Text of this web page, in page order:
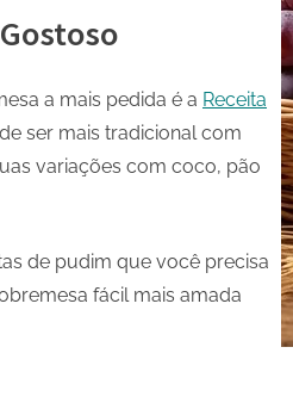
a mais pedida é a Receita
ser mais tradicional com
variações com coco, pão
de pudim que você precisa
fácil mais amada